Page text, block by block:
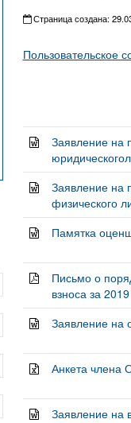
Страница создана:
Пользовательское
Заявление на
Заявление на
физического
Памятка
Письмо о
взноса за
Заявление на
Анкета члена
Заявление